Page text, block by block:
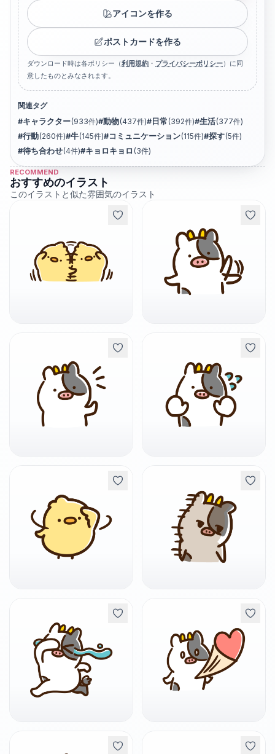
アイコンを作る
ポストカードを作る
ダウンロード時は各ポリシー（利用規約 ・ プライバシーポリシー）に同
意したものとみなされます。
関連タグ
#キャラクター(933件)#動物(437件)# 日常 (392件)#生活(377件)
#行動(260件)#牛(145件)#コミュニケーション(115件)#探す(5件)
#待ち合わせ(4件)#キョロキョロ (3件)
RECOMMEND
おすすめのイラスト
このイラストと似た雰囲気のイラスト